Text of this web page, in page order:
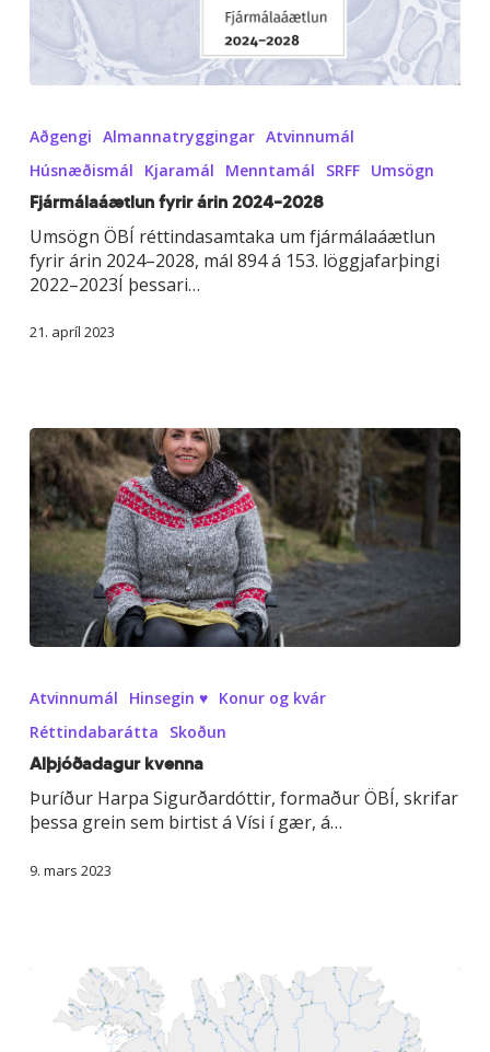
árin
2024–
2028
Aðgengi Almannatryggingar Atvinnumál
Húsnæðismál
Kjaramál Menntamál SRFF Umsögn
Fjármálaáætlun fyrir árin 2024–2028
Umsögn ÖBÍ réttindasamtaka um fjármálaáætlun
fyrir árin 2024–2028, mál 894 á 153. löggjafarþingi
2022–2023Í þessari…
21. apríl 2023
Atvinnumál Hinsegin ♥ Konur og kvár
Réttindabarátta
Skoðun
Alþjóðadagur kvenna
Þuríður Harpa Sigurðardóttir, formaður ÖBÍ, skrifar
þessa grein sem birtist á Vísi í gær, á…
9. mars 2023